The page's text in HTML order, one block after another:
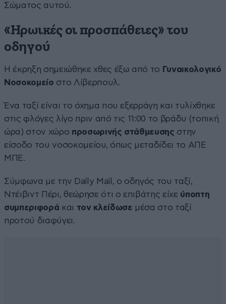
Σώματος αυτού.
«Ηρωικές οι προσπάθειες» του
οδηγού
Η έκρηξη σημειώθηκε χθες έξω από το Γυναικολογικό
Νοσοκομείο στο Λίβερπουλ.
Ένα ταξί είναι το όχημα που εξερράγη και τυλίχθηκε
στις φλόγες λίγο πριν από τις 11:00 το βράδυ (τοπική
ώρα) στον χώρο προσωρινής στάθμευσης στην
είσοδο του νοσοκομείου, όπως μεταδίδει το ΑΠΕ
ΜΠΕ.
Σύμφωνα με την Daily Mail, ο οδηγός του ταξί,
Ντέιβιντ Πέρι, θεώρησε ότι ο επιβάτης είχε ύποπτη
συμπεριφορά και τον κλείδωσε μέσα στο ταξί
προτού διαφύγει.